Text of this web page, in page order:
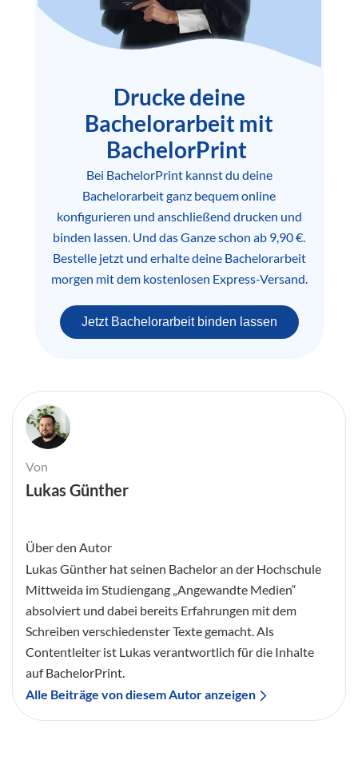
Drucke deine
Bachelorarbeit mit
BachelorPrint
Bei BachelorPrint kannst du deine
Bachelorarbeit ganz bequem online
konfigurieren und anschließend drucken und
binden lassen. Und das Ganze schon ab 9,90 €.
Bestelle jetzt und erhalte deine Bachelorarbeit
morgen mit dem kostenlosen Express-Versand.
Jetzt Bachelorarbeit binden lassen
Von
Lukas Günther
Über den Autor
Lukas Günther hat seinen Bachelor an der Hochschule
Mittweida im Studiengang „Angewandte Medien“
absolviert und dabei bereits Erfahrungen mit dem
Schreiben verschiedenster Texte gemacht. Als
Contentleiter ist Lukas verantwortlich für die Inhalte
auf BachelorPrint.
Alle Beiträge von diesem Autor anzeigen